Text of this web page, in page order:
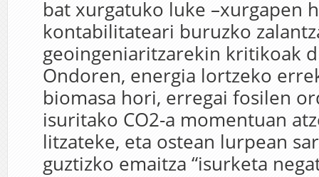
bat xurgatuko luke –xurgapen
kontabilitateari buruzko
geoingeniaritzarekin kritikoak
Ondoren, energia lortzeko
biomasa hori, erregai fosilen
isuritako CO2-a momentuan
litzateke, eta ostean lurpean
guztizko emaitza “isurketa